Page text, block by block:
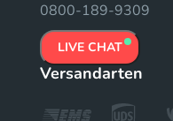
0800-189-9309
LIVE CHAT
Versandarten